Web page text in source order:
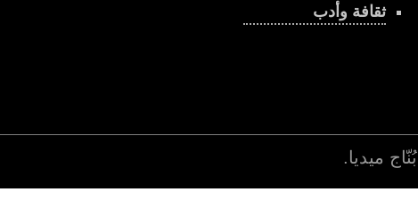
ثقافة وأدب
بُنّاج ميديا.